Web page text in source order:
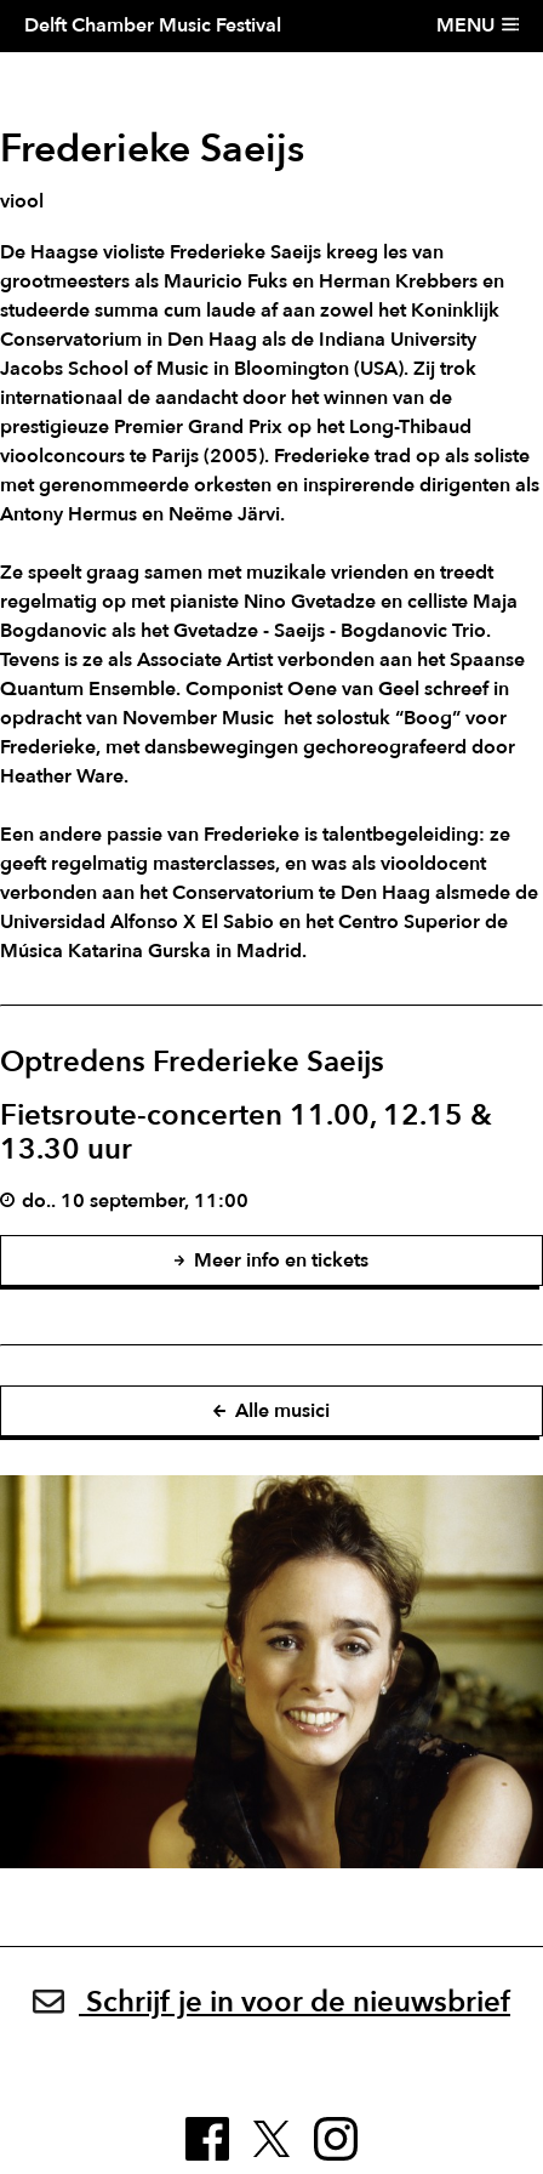
Delft Chamber Music Festival MENU
NL EN
Frederieke Saeijs
viool
De Haagse violiste Frederieke Saeijs kreeg les van
grootmeesters als Mauricio Fuks en Herman Krebbers en
studeerde summa cum laude af aan zowel het Koninklijk
Conservatorium in Den Haag als de Indiana University
Jacobs School of Music in Bloomington (USA). Zij trok
internationaal de aandacht door het winnen van de
prestigieuze Premier Grand Prix op het Long-Thibaud
vioolconcours te Parijs (2005). Frederieke trad op als soliste
met gerenommeerde orkesten en inspirerende dirigenten als
Antony Hermus en Neëme Järvi.
Ze speelt graag samen met muzikale vrienden en treedt
regelmatig op met pianiste Nino Gvetadze en celliste Maja
Bogdanovic als het Gvetadze - Saeijs - Bogdanovic Trio.
Tevens is ze als Associate Artist verbonden aan het Spaanse
Quantum Ensemble. Componist Oene van Geel schreef in
opdracht van November Music het solostuk “Boog” voor
Frederieke, met dansbewegingen gechoreografeerd door
Heather Ware.
Een andere passie van Frederieke is talentbegeleiding: ze
geeft regelmatig masterclasses, en was als viooldocent
verbonden aan het Conservatorium te Den Haag alsmede de
Universidad Alfonso X El Sabio en het Centro Superior de
Música Katarina Gurska in Madrid.
Optredens Frederieke Saeijs
Fietsroute-concerten 11.00, 12.15 &
13.30 uur
do.. 10 september, 11:00
Meer info en tickets
Alle musici
Schrijf je in voor de nieuwsbrief